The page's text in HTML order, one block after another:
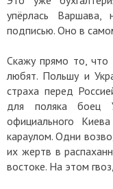
упёрлась Варшава,
подписью. Оно в
Скажу прямо то, что
любят. Польшу и
страха перед
для поляка боец
официального
караулом. Одни
их жертв в
востоке. На этом